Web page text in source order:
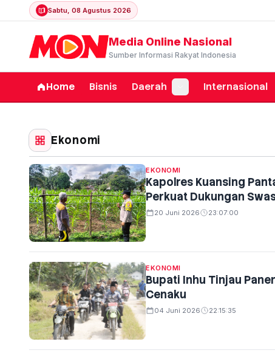
Sabtu, 08 Agustus 2026
Media Online Nasional
Sumber Informasi Rakyat Indonesia
Home Bisnis Daerah Internasional
Ekonomi
EKONOMI
Kapolres Kuansing
Perkuat Dukungan
20 Juni 2026 23:07:00
EKONOMI
Bupati Inhu Tinjau
Cenaku
04 Juni 2026 22:15:35